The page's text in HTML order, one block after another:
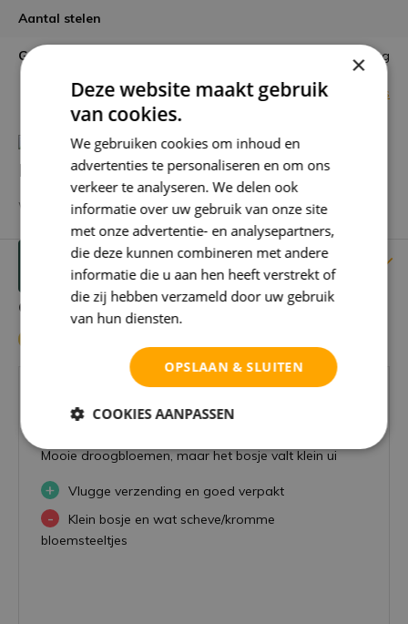
Aantal stelen
Garantie niet goed = geld terug
Bekijk alle specificaties
Heb je een vraag over dit product?
We helpen je graag met het vinden van het juiste product.
Verstuur mailtje Reviews
Gebruikers beoordelingen
- 13-11-2024 16:30
4 / 5
Mooie droogbloemen, maar het bosje valt klein ui
+ Vlugge verzending en goed verpakt
-
Klein bosje en wat scheve/kromme
bloemsteeltjes
×
Deze website maakt gebruik
van cookies.
We gebruiken cookies om inhoud en
advertenties te personaliseren en om ons
verkeer te analyseren. We delen ook
informatie over uw gebruik van onze site
met onze advertentie- en analysepartners,
die deze kunnen combineren met andere
informatie die u aan hen heeft verstrekt of
die zij hebben verzameld door uw gebruik
van hun diensten.
OPSLAAN & SLUITEN
COOKIES AANPASSEN